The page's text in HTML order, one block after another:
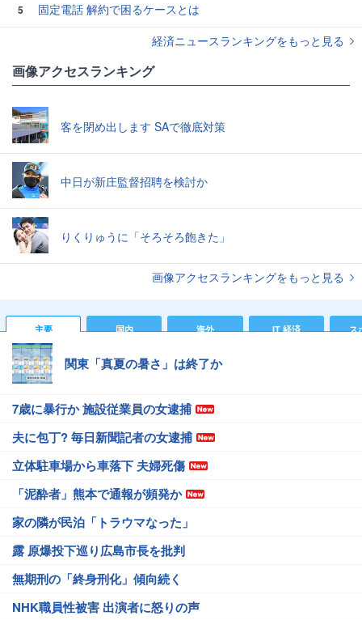
5
固定電話 解約で困るケースとは
経済ニュースランキングをもっと見る
画像アクセスランキング
客を閉め出します SAで徹底対策
中日が新庄監督招聘を検討か
りくりゅうに「そろそろ飽きた」
画像アクセスランキングをもっと見る
主要 国内 海外 IT 経済 ス
関東「真夏の暑さ」は終了か
7歳に暴行か 施設従業員の女逮捕
夫に包丁? 毎日新聞記者の女逮捕
立体駐車場から車落下 夫婦死傷
「泥酔者」熊本で通報が頻発か
家の隣が民泊「トラウマなった」
露 原爆投下巡り広島市長を批判
無期刑の「終身刑化」傾向続く
NHK職員性被害 出演者に怒りの声